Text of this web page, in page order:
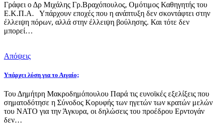
Γράφει ο Δρ Μιχάλης Γρ.Βραχόπουλος, Ομότιμος Καθηγητής του
Ε.Κ.Π.Α. Υπάρχουν εποχές που η ανάπτυξη δεν σκοντάφτει στην
έλλειψη πόρων, αλλά στην έλλειψη βούλησης. Και τότε δεν
μπορεί…
Απόψεις
Υπάρχει λύση για το Αιγαίο;
Του Δημήτρη Μακροδημόπουλου Παρά τις ευνοϊκές εξελίξεις που
σηματοδότησε η Σύνοδος Κορυφής των ηγετών των κρατών μελών
του ΝΑΤΟ για την Άγκυρα, οι δηλώσεις του προέδρου Ερντογάν
δεν…